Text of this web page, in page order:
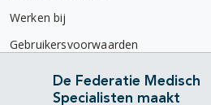
Werken bij
Gebruikersvoorwaarden
Privacyverklaring
De Federatie Medisch
Specialisten maakt